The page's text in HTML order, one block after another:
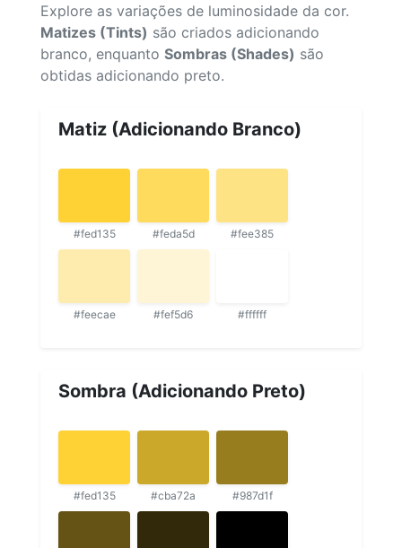
Explore as variações de luminosidade da cor.
Matizes (Tints) são criados adicionando
branco, enquanto Sombras (Shades) são
obtidas adicionando preto.
Matiz (Adicionando Branco)
#fed135 #feda5d #fee385
#feecae #fef5d6 #ffffff
Sombra (Adicionando Preto)
#fed135 #cba72a #987d1f